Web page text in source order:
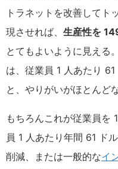
トラネットを改善してト
現させれば、 生産性を
とてもよいように見える
は、従業員 1 人あたり
と、やりがいがほとんど
もちろんこれが従業員を
員 1 人あたり年間 61 ドル
削減、または一般的なイ